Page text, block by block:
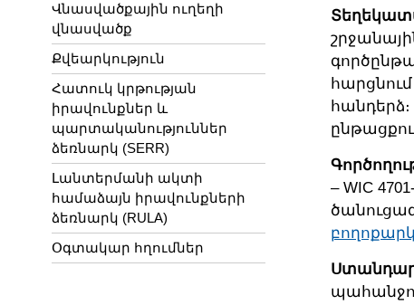
Վնասվածքային ուղեղի
վնասվածք
Քվեարկություն
Հատուկ կրթության
իրավունքներ և
պարտականություններ
ձեռնարկ (SERR)
Լանտերմանի ակտի
համաձայն իրավունքների
ձեռնարկ (RULA)
Օգտակար հղումներ
– WIC